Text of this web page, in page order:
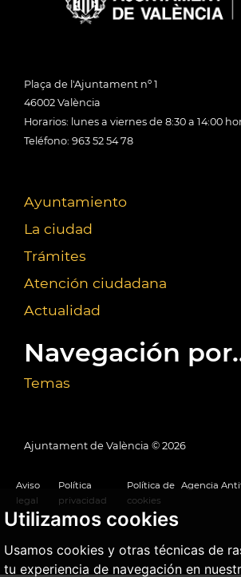
Utilizamos cookies
Usamos cookies y otras técnicas de
tu experiencia de navegación en
Plaça de l'Ajuntament nº 1
46002 València
Horarios: lunes a viernes de 8:30 a 14:00
Teléfono: 963 52 54 78
Ayuntamiento
La ciudad
Trámites
Atención ciudadana
Actualidad
Navegación
Temas
Ajuntament de València © 2026
Aviso
legal
Política
privacidad
Política de
cookies
Agencia